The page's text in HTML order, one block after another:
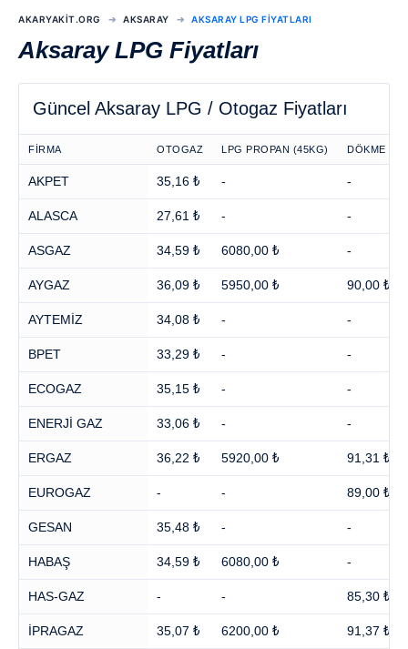
AKARYAKIT.ORG AKSARAY AKSARAY LPG FIYATLARI
Aksaray LPG Fiyatları
Güncel Aksaray LPG / Otogaz Fiyatları
FİRMA OTOGAZ LPG PROPAN (45KG) DÖKME
AKPET 35,16 ₺ - -
ALASCA 27,61 ₺ - -
ASGAZ 34,59 ₺ 6080,00 ₺ -
AYGAZ 36,09 ₺ 5950,00 ₺ 90,00 ₺
AYTEMİZ 34,08 ₺ - -
BPET 33,29 ₺ - -
ECOGAZ 35,15 ₺ - -
ENERJİ GAZ 33,06 ₺ - -
ERGAZ 36,22 ₺ 5920,00 ₺ 91,31 ₺
EUROGAZ - - 89,00 ₺
GESAN 35,48 ₺ - -
HABAŞ 34,59 ₺ 6080,00 ₺ -
HAS-GAZ - - 85,30 ₺
İPRAGAZ 35,07 ₺ 6200,00 ₺ 91,37 ₺